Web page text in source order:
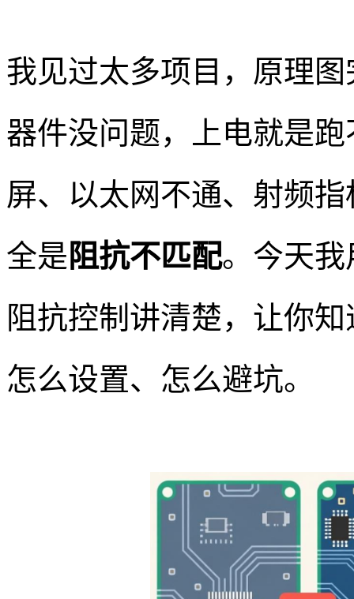
我见过太多项目，原理
器件没问题，上电就是
屏、以太网不通、射频
全是 阻抗不匹配。今天
阻抗控制讲清楚，让你
怎么设置、怎么避坑。